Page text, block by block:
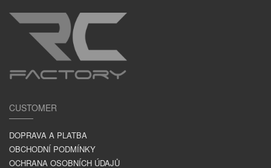
CUSTOMER
DOPRAVA A PLATBA
OBCHODNÍ PODMÍNKY
OCHRANA OSOBNÍCH ÚDAJŮ